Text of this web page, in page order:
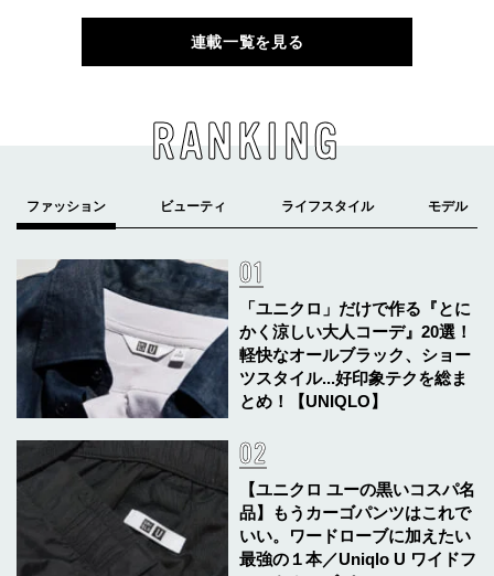
連載一覧を見る
RANKING
「ユニクロ」だけで作る『とに
かく涼しい大人コーデ』20選！
軽快なオールブラック、ショー
ツスタイル...好印象テクを総ま
とめ！【UNIQLO】
【ユニクロ ユーの黒いコスパ名
品】もうカーゴパンツはこれで
いい。ワードローブに加えたい
最強の１本／Uniqlo U ワイドフ